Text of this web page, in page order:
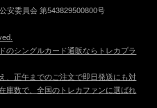
安委員会 第543829500800号
のシングルカード通販ならトレカプラ
、正午までのご注文で即日発送にも対
庫数で、全国のトレカファンに選ばれ